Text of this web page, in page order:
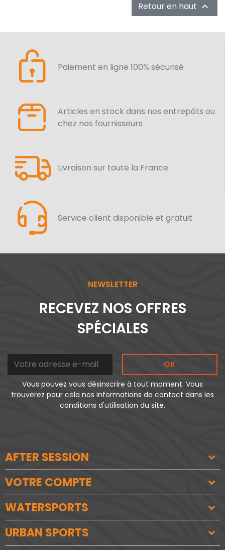
Retour en haut 
Paiement en ligne 100% sécurisé
Articles en stock dans nos entrepôts ou
chez nos fournisseurs
Livraison sur toute la France
Service client disponible et gratuit
NEWSLETTER
RECEVEZ NOS OFFRES
SPÉCIALES
OK
Vous pouvez vous désinscrire à tout moment. Vous
trouverez pour cela nos informations de contact dans les
conditions d'utilisation du site.
AFTER SESSION
VOTRE COMPTE
WATERSPORTS
URBAN SPORTS